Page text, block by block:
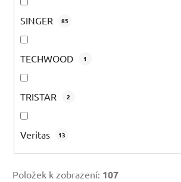
SINGER 85
TECHWOOD 1
TRISTAR 2
Veritas 13
Položek k zobrazení: 107